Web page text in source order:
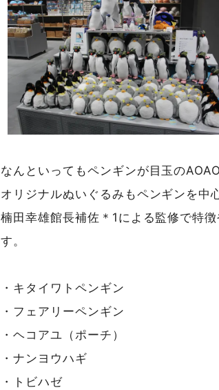
なんといってもペンギンが目玉のAOAO
オリジナルぬいぐるみもペンギンを中
楠田幸雄館長補佐＊1による監修で特
す。
・キタイワトペンギン
・フェアリーペンギン
・ヘコアユ（ポーチ）
・ナンヨウハギ
・トビハゼ